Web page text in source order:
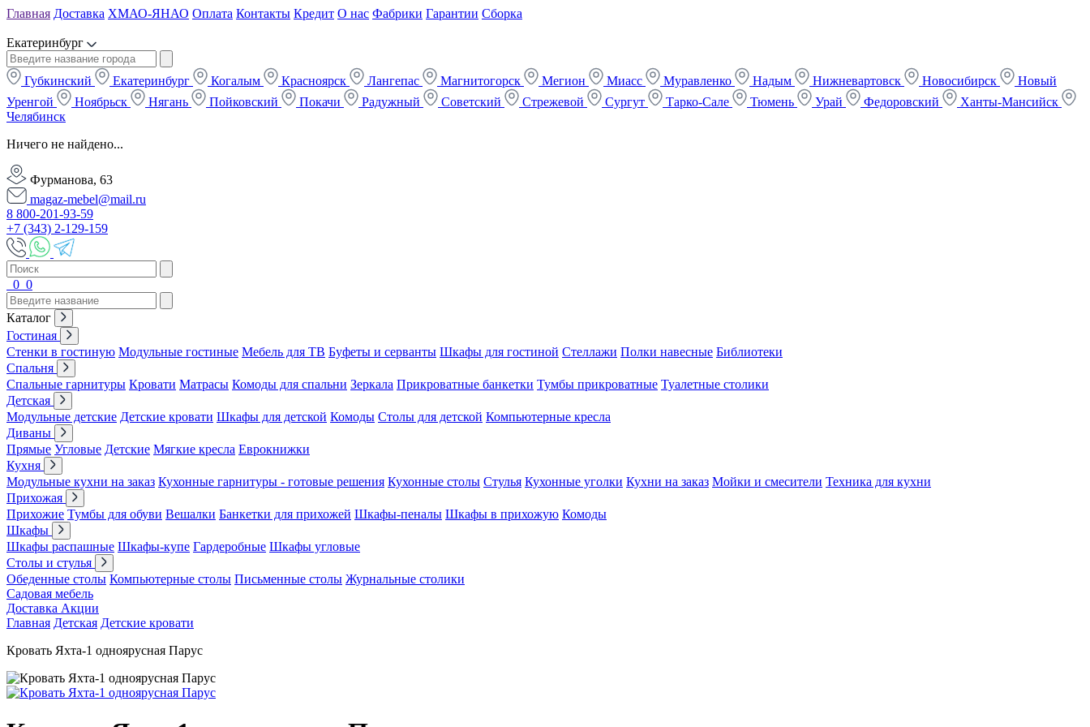
Главная Доставка ХМАО-ЯНАО Оплата Контакты Кредит О нас Фабрики Гарантии Сборка
Екатеринбург
Губкинский Екатеринбург Когалым Красноярск Лангепас Магнитогорск Мегион Миасс Муравленко Надым Нижневартовск Новосибирск
Новый
Уренгой
Ноябрьск Нягань Пойковский Покачи Радужный Советский Стрежевой Сургут Тарко-Сале Тюмень Урай Федоровский
Ханты-Мансийск
Челябинск
Ничего не найдено...
Фурманова, 63
magaz-mebel@mail.ru
8 800-201-93-59
+7 (343) 2-129-159
0 0
Каталог
Гостиная
Стенки в гостиную Модульные гостиные Мебель для ТВ Буфеты и серванты Шкафы для гостиной Стеллажи Полки навесные Библиотеки
Спальня
Спальные гарнитуры Кровати Матрасы Комоды для спальни Зеркала Прикроватные банкетки Тумбы прикроватные Туалетные столики
Детская
Модульные детские Детские кровати Шкафы для детской Комоды Столы для детской Компьютерные кресла
Диваны
Прямые Угловые Детские Мягкие кресла Еврокнижки
Кухня
Модульные кухни на заказ Кухонные гарнитуры - готовые решения Кухонные столы Стулья Кухонные уголки Кухни на заказ Мойки и смесители Техника для кухни
Прихожая
Прихожие Тумбы для обуви Вешалки Банкетки для прихожей Шкафы-пеналы Шкафы в прихожую Комоды
Шкафы
Шкафы распашные Шкафы-купе Гардеробные Шкафы угловые
Столы и стулья
Обеденные столы Компьютерные столы Письменные столы Журнальные столики
Садовая мебель
Доставка Акции
Главная Детская Детские кровати
Кровать Яхта-1 одноярусная Парус